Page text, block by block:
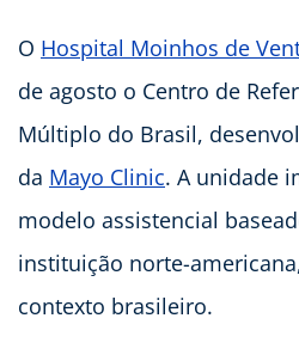
O Hospital Moinhos de
de agosto o Centro de
Múltiplo do Brasil,
da Mayo Clinic. A unidade
modelo assistencial
instituição norte-
contexto brasileiro.